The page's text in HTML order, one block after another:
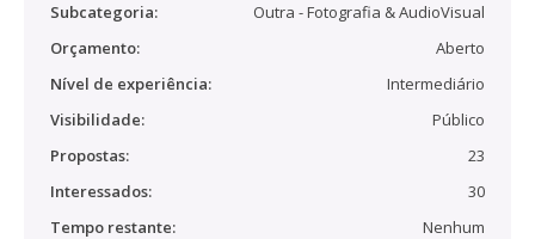
Subcategoria:
Outra - Fotografia & AudioVisual
Orçamento:
Aberto
Nível de experiência:
Intermediário
Visibilidade:
Público
Propostas:
23
Interessados:
30
Tempo restante:
Nenhum